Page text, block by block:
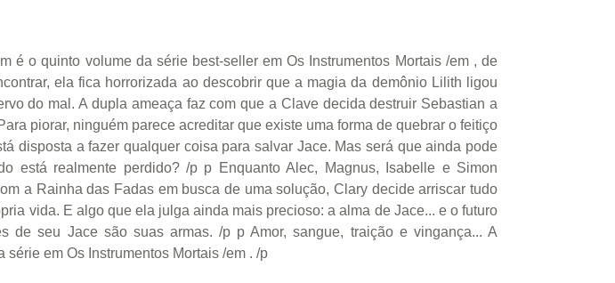
é o quinto volume da série best-seller em Os Instrumentos Mortais /em , de
ela fica horrorizada ao descobrir que a magia da demônio Lilith ligou
do mal. A dupla ameaça faz com que a Clave decida destruir Sebastian a
piorar, ninguém parece acreditar que existe uma forma de quebrar o feitiço
disposta a fazer qualquer coisa para salvar Jace. Mas será que ainda pode
está realmente perdido? /p p Enquanto Alec, Magnus, Isabelle e Simon
a Rainha das Fadas em busca de uma solução, Clary decide arriscar tudo
vida. E algo que ela julga ainda mais precioso: a alma de Jace... e o futuro
de seu Jace são suas armas. /p p Amor, sangue, traição e vingança... A
em Os Instrumentos Mortais /em . /p